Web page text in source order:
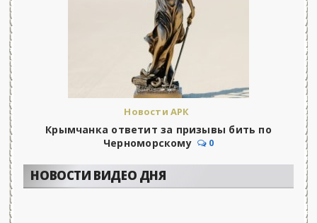
Новости АРК
Крымчанка ответит за призывы бить по
Черноморскому
0
НОВОСТИ ВИДЕО ДНЯ